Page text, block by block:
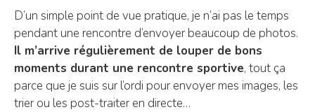
D’un simple point de vue pratique, je n’ai pas le temps
pendant une rencontre d’envoyer beaucoup de photos.
Il m’arrive régulièrement de louper de bons
moments durant une rencontre sportive, tout ça
parce que je suis sur l’ordi pour envoyer mes images, les
trier ou les post-traiter en directe…